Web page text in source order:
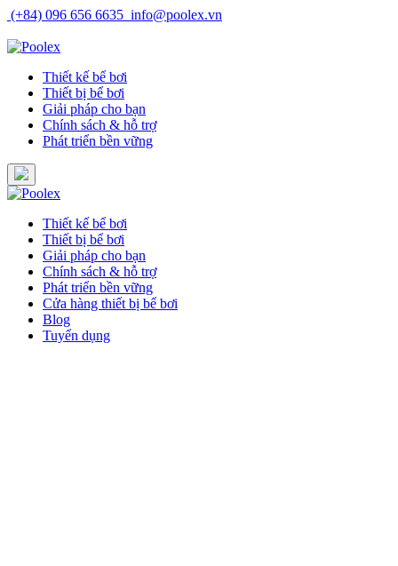
Skip
content
(+84) 096 656 6635 info@poolex.vn
Thiết kế bể bơi
Thiết bị bể bơi
Giải pháp cho bạn
Chính sách & hỗ trợ
Phát triển bền vững
Thiết kế bể bơi
Thiết bị bể bơi
Giải pháp cho bạn
Chính sách & hỗ trợ
Phát triển bền vững
Cửa hàng thiết bị bể bơi
Blog
Tuyển dụng